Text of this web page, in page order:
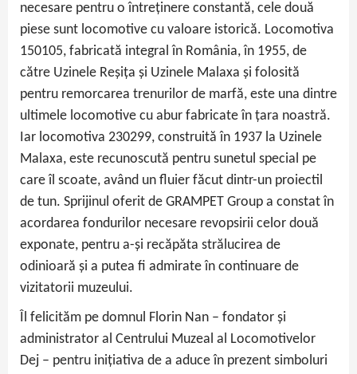
necesare pentru o întreținere constantă, cele două
piese sunt locomotive cu valoare istorică. Locomotiva
150105, fabricată integral în România, în 1955, de
către Uzinele Reşiţa şi Uzinele Malaxa și folosită
pentru remorcarea trenurilor de marfă, este una dintre
ultimele locomotive cu abur fabricate în ţara noastră.
Iar locomotiva 230299, construită în 1937 la Uzinele
Malaxa, este recunoscută pentru sunetul special pe
care îl scoate, având un fluier făcut dintr-un proiectil
de tun. Sprijinul oferit de GRAMPET Group a constat în
acordarea fondurilor necesare revopsirii celor două
exponate, pentru a-și recăpăta strălucirea de
odinioară și a putea fi admirate în continuare de
vizitatorii muzeului.
Îl felicităm pe domnul Florin Nan – fondator și
administrator al Centrului Muzeal al Locomotivelor
Dej – pentru inițiativa de a aduce în prezent simboluri